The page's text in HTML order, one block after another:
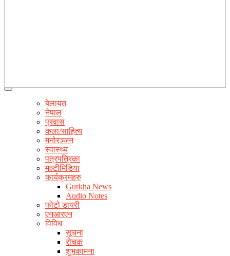
बेलायत
नेपाल
प्रवास
कला/साहित्य
मनोरञ्जन
स्वास्थ्य
पत्रपत्रिका
मल्टीमिडिया
कार्यक्रमहरु
Gurkha News
Audio Notes
फोटो डायरी
एनआरएन
विविध
सूचना
रोचक
शुभकामना